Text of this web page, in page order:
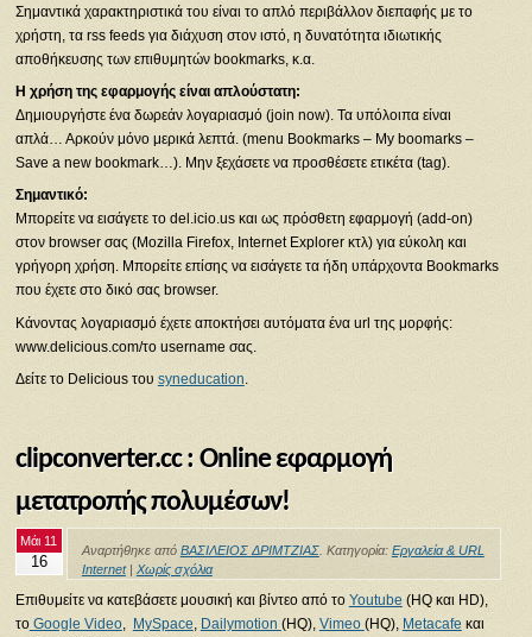
Σημαντικά χαρακτηριστικά του είναι το απλό περιβάλλον διεπαφής με το
χρήστη, τα rss feeds για διάχυση στον ιστό, η δυνατότητα ιδιωτικής
αποθήκευσης των επιθυμητών bookmarks, κ.α.
Η χρήση της εφαρμογής είναι απλούστατη:
Δημιουργήστε ένα δωρεάν λογαριασμό (join now). Τα υπόλοιπα είναι
απλά… Αρκούν μόνο μερικά λεπτά. (menu Bookmarks – My boomarks –
Save a new bookmark…). Μην ξεχάσετε να προσθέσετε ετικέτα (tag).
Σημαντικό:
Μπορείτε να εισάγετε το del.icio.us και ως πρόσθετη εφαρμογή (add-on)
στον browser σας (Mozilla Firefox, Internet Explorer κτλ) για εύκολη και
γρήγορη χρήση. Μπορείτε επίσης να εισάγετε τα ήδη υπάρχοντα Bookmarks
που έχετε στο δικό σας browser.
Κάνοντας λογαριασμό έχετε αποκτήσει αυτόματα ένα url της μορφής:
www.delicious.com/το username σας.
Δείτε το Delicious του syneducation.
clipconverter.cc : Οnline εφαρμογή
μετατροπής πολυμέσων!
Μάι 11
16
Αναρτήθηκε από ΒΑΣΙΛΕΙΟΣ ΔΡΙΜΤΖΙΑΣ. Κατηγορία: Εργαλεία & URL
Internet| Χωρίς σχόλια
Επιθυμείτε να κατεβάσετε μουσική και βίντεο από το Youtube (HQ και HD),
τοGoogle Video, MySpace Dailymotion (HQ), Vimeo (HQ), Metacafeκαι